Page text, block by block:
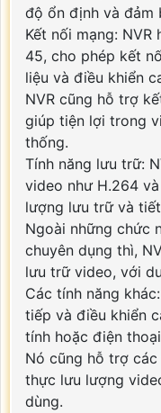
độ ổn định và đảm
Kết nối mạng:
45, cho phép kết
liệu và điều khiển
NVR cũng hỗ trợ
giúp tiện lợi trong
thống.
Tính năng lưu trữ:
video như H.264
lượng lưu trữ và
Ngoài những chức
chuyên dụng thì,
lưu trữ video, với
Các tính năng
tiếp và điều khiển
tính hoặc điện
Nó cũng hỗ trợ
thực lưu lượng
dùng.